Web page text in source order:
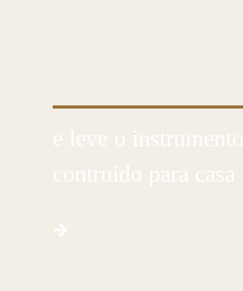
e leve o instrumento
contruído para casa